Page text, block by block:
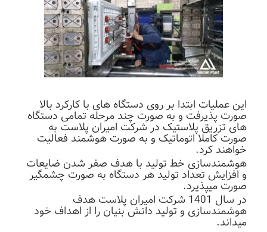
این عملیات ابتدا بر روی دستگاه های با کارکرد بالا
صورت پذیرفت و به صورت چند مرحله تمامی دستگاه
های تزریق پلاستیک در شرکت امیران پلاست به
صورت کاملا اتوماتیک و به صورت هوشمند فعالیت
خواهند کرد.
هوشمندسازی خط تولید با هدف صفر شدن ضایعات
و افزایش تعداد تولید هر دستگاه به صورت چشمگیر
صورت میپذیرد.
در سال 1401
شرکت امیران پلاست هدف
هوشمندسازی و تولید دانش بنیان را از اهداف خود
میداند.